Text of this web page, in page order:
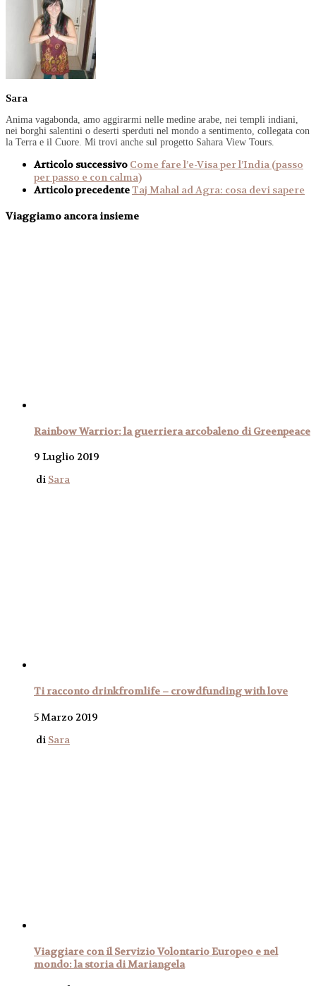
Sara
Anima vagabonda, amo aggirarmi nelle medine arabe, nei templi indiani,
nei borghi salentini o deserti sperduti nel mondo a sentimento, collegata con
la Terra e il Cuore. Mi trovi anche sul progetto Sahara View Tours.
Articolo successivo Come fare l’e-Visa per l’India (passo
per passo e con calma)
Articolo precedenteTaj Mahal ad Agra: cosa devi sapere
Viaggiamo ancora insieme
Rainbow Warrior: la guerriera arcobaleno di Greenpeace
9 Luglio 2019
di Sara
Ti racconto drinkfromlife – crowdfunding with love
5 Marzo 2019
di Sara
Viaggiare con il Servizio Volontario Europeo e nel
mondo: la storia di Mariangela